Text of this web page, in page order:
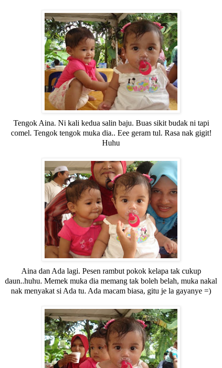
Tengok Aina. Ni kali kedua salin baju. Buas sikit budak ni tapi
comel. Tengok tengok muka dia.. Eee geram tul. Rasa nak gigit!
Huhu
Aina dan Ada lagi. Pesen rambut pokok kelapa tak cukup
daun..huhu. Memek muka dia memang tak boleh belah, muka nakal
nak menyakat si Ada tu. Ada macam biasa, gitu je la gayanye =)